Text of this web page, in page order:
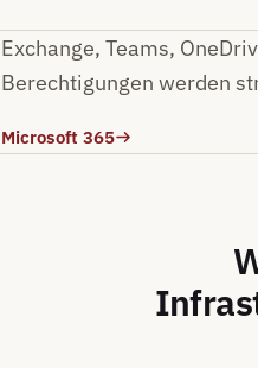
Exchange, Teams,
Berechtigungen werden
Microsoft 365